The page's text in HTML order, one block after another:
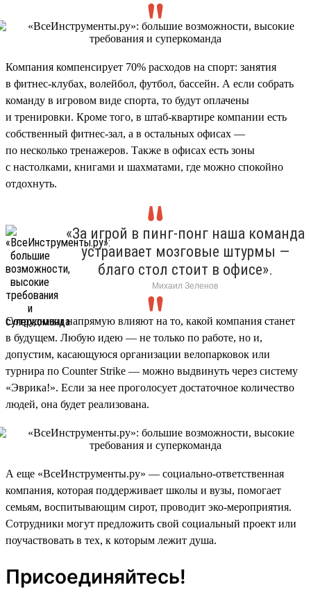
Компания компенсирует 70% расходов на спорт: занятия
в фитнес-клубах, волейбол, футбол, бассейн. А если собрать
команду в игровом виде спорта, то будут оплачены
и тренировки. Кроме того, в штаб-квартире компании есть
собственный фитнес-зал, а в остальных офисах —
по несколько тренажеров. Также в офисах есть зоны
с настолками, книгами и шахматами, где можно спокойно
отдохнуть.
«За игрой в пинг-понг наша команда
устраивает мозговые штурмы —
благо стол стоит в офисе».
Михаил Зеленов
Сотрудники напрямую влияют на то, какой компания станет
в будущем. Любую идею — не только по работе, но и,
допустим, касающуюся организации велопарковок или
турнира по Counter Strike — можно выдвинуть через систему
«Эврика!». Если за нее проголосует достаточное количество
людей, она будет реализована.
А еще «ВсеИнструменты.ру» — социально-ответственная
компания, которая поддерживает школы и вузы, помогает
семьям, воспитывающим сирот, проводит эко-мероприятия.
Сотрудники могут предложить свой социальный проект или
поучаствовать в тех, к которым лежит душа.
Присоединяйтесь!